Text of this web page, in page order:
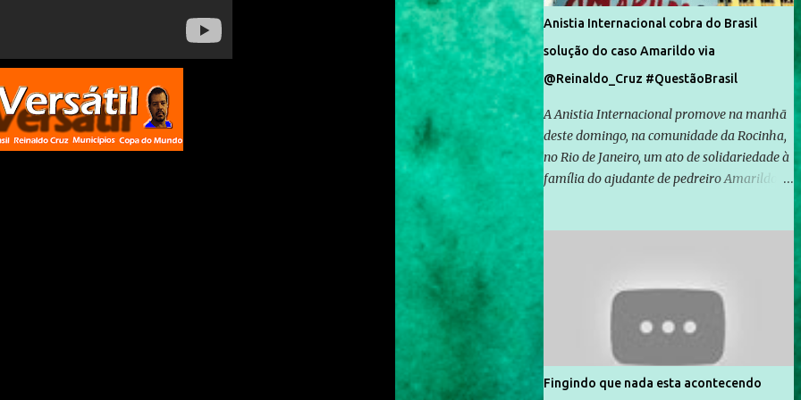
Anistia Internacional cobra do Brasil
solução do caso Amarildo via
@Reinaldo_Cruz #QuestãoBrasil
A Anistia Internacional promove na manhã
deste domingo, na comunidade da Rocinha,
no Rio de Janeiro, um ato de solidariedade à
família do ajudante de pedreiro Amarildo de
Rocinha. A assessora de Direitos Humanos
da Anistia Internacional, Renata Neder, disse
à Agência Brasil que ações e atividades de
mobilização são feitas normalmente pela
organização não governamental. As ações
de solidariedade são promovidas em apoio
Fingindo que nada esta acontecendo